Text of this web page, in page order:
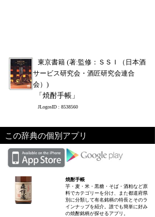
東京書籍 (著:監修：ＳＳＩ（日本酒
サービス研究会・酒匠研究会連合
会）)
「焼酎手帳」
JLogosID : 8538560
この辞典の個別アプリ
焼酎手帳
芋・麦・米・黒糖・そば・酒粕など原
料でカテゴリーを分け、また都道府県
別に分類して有名銘柄の特長とそのラ
インナップを紹介。誰でも簡単に好み
の焼酎銘柄が探せるアプリ。